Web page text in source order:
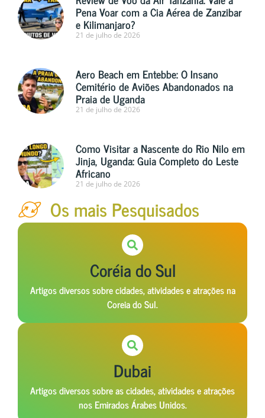
Pena Voar com a Cia Aérea de Zanzibar
e Kilimanjaro?
21 de julho de 2026
Aero Beach em Entebbe: O Insano
Cemitério de Aviões Abandonados na
Praia de Uganda
21 de julho de 2026
Como Visitar a Nascente do Rio Nilo em
Jinja, Uganda: Guia Completo do Leste
Africano
21 de julho de 2026
Os mais Pesquisados
Coréia do Sul
Artigos diversos sobre cidades, atividades e atrações na
Coreia do Sul.
Dubai
Artigos diversos sobre as cidades, atividades e atrações
nos Emirados Árabes Unidos.